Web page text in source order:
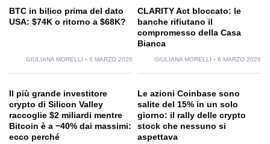
BTC in bilico prima del dato
USA: $74K o ritorno a $68K?
GIULIANA MORELLI 6 MARZO 2026
CLARITY Act bloccato: le
banche rifiutano il
compromesso della Casa
Bianca
GIULIANA MORELLI 6 MARZO 2026
Il più grande investitore
crypto di Silicon Valley
raccoglie $2 miliardi mentre
Bitcoin è a −40% dai massimi:
ecco perché
Le azioni Coinbase sono
salite del 15% in un solo
giorno: il rally delle crypto
stock che nessuno si
aspettava